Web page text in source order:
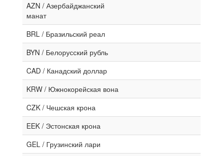
AZN / Азербайджанский
манат
BRL / Бразильский реал
BYN / Белорусский рубль
CAD / Канадский доллар
KRW / Южнокорейская вона
CZK / Чешская крона
EEK / Эстонская крона
GEL / Грузинский лари